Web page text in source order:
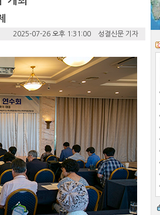
2025-07-26 오후 1:31:00 성결신문 기자